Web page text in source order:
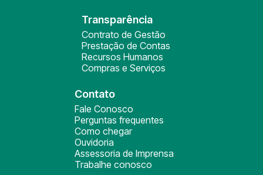
Transparência
Contrato de Gestão
Prestação de Contas
Recursos Humanos
Compras e Serviços
Contato
Fale Conosco
Perguntas frequentes
Como chegar
Ouvidoria
Assessoria de Imprensa
Trabalhe conosco